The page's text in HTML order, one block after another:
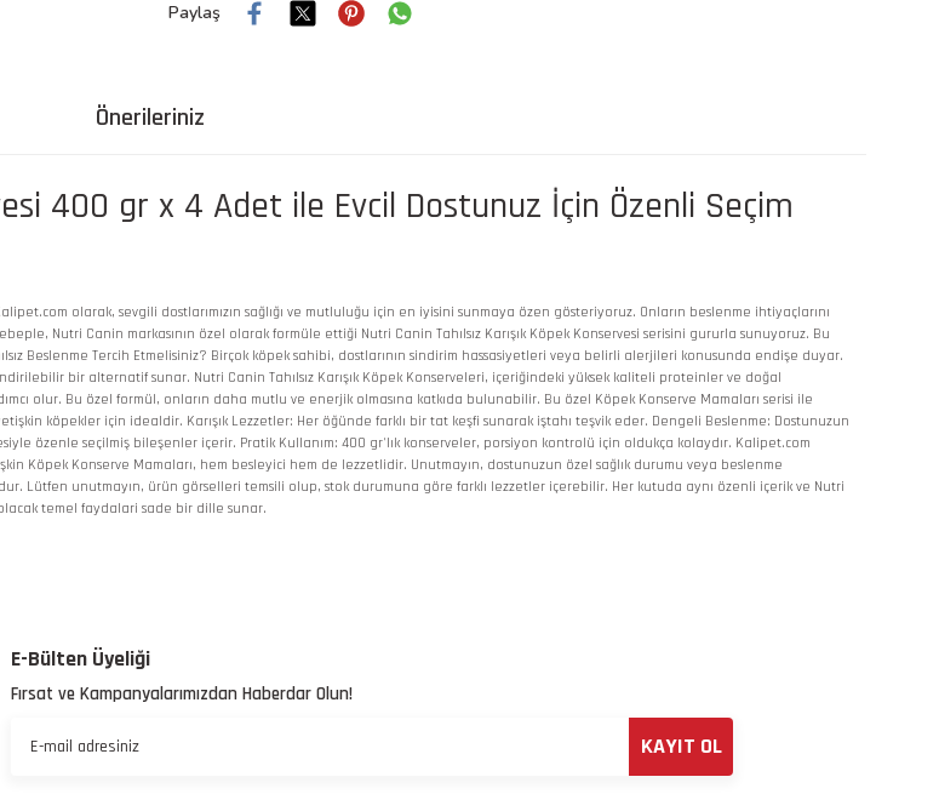
Paylaş
Önerileriniz
400 gr x 4 Adet ile Evcil Dostunuz İçin Özenli Seçim
olarak, sevgili dostlarımızın sağlığı ve mutluluğu için en iyisini sunmaya özen gösteriyoruz. Onların beslenme ihtiyaçlarını
Nutri Canin markasının özel olarak formüle ettiği Nutri Canin Tahılsız Karışık Köpek Konservesi serisini gururla sunuyoruz. Bu
Beslenme Tercih Etmelisiniz? Birçok köpek sahibi, dostlarının sindirim hassasiyetleri veya belirli alerjileri konusunda endişe duyar.
bir alternatif sunar. Nutri Canin Tahılsız Karışık Köpek Konserveleri, içeriğindeki yüksek kaliteli proteinler ve doğal
olur. Bu özel formül, onların daha mutlu ve enerjik olmasına katkıda bulunabilir. Bu özel Köpek Konserve Mamaları serisi ile
köpekler için idealdir. Karışık Lezzetler: Her öğünde farklı bir tat keşfi sunarak iştahı teşvik eder. Dengeli Beslenme: Dostunuzun
özenle seçilmiş bileşenler içerir. Pratik Kullanım: 400 gr'lık konserveler, porsiyon kontrolü için oldukça kolaydır. Kalipet.com
Köpek Konserve Mamaları, hem besleyici hem de lezzetlidir. Unutmayın, dostunuzun özel sağlık durumu veya beslenme
Lütfen unutmayın, ürün görselleri temsili olup, stok durumuna göre farklı lezzetler içerebilir. Her kutuda aynı özenli içerik ve Nutri
temel faydalari sade bir dille sunar.
E-Bülten Üyeliği
Fırsat ve Kampanyalarımızdan Haberdar Olun!
KAYIT OL